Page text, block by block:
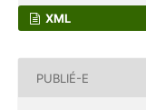
XML
PUBLIÉ-E